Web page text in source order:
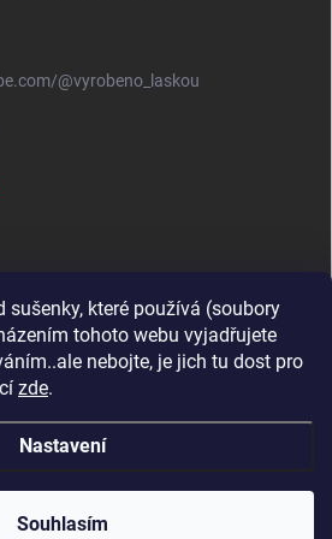
sušenky, které používá (soubory
tohoto webu vyjadřujete
nebojte, je jich tu dost pro
zde.
Nastavení
Souhlasím
@vyrobeno_laskou
řád
. Všechna práva vyhrazena.